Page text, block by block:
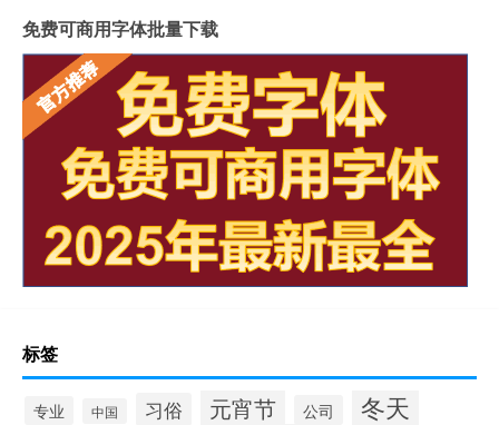
免费可商用字体批量下载
标签
专业 中国 习俗 元宵节 公司 冬天